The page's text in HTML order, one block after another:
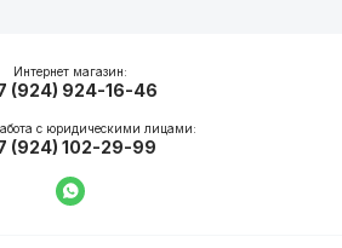
Интернет магазин:
(924) 924-16-46
с юридическими лицами:
(924) 102-29-99
Написать в WhatsApp